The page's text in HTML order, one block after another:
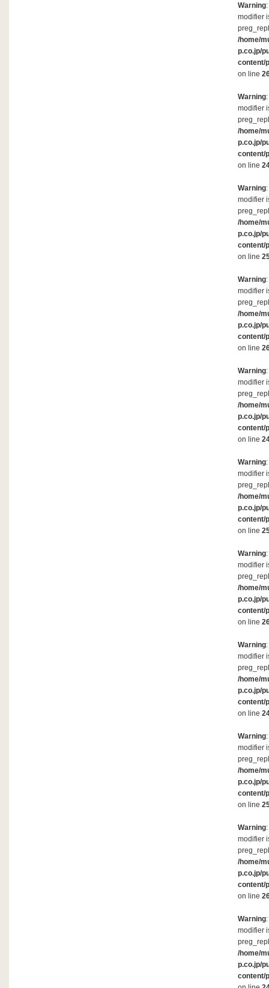
Warning
modifier
/home/
p.co.jp/
content/
on line
Warning
modifier
/home/
p.co.jp/
content/
on line
Warning
modifier
/home/
p.co.jp/
content/
on line
Warning
modifier
/home/
p.co.jp/
content/
on line
Warning
modifier
/home/
p.co.jp/
content/
on line
Warning
modifier
/home/
p.co.jp/
content/
on line
Warning
modifier
/home/
p.co.jp/
content/
on line
Warning
modifier
/home/
p.co.jp/
content/
on line
Warning
modifier
/home/
p.co.jp/
content/
on line
Warning
modifier
/home/
p.co.jp/
content/
on line
Warning
modifier
/home/
p.co.jp/
content/